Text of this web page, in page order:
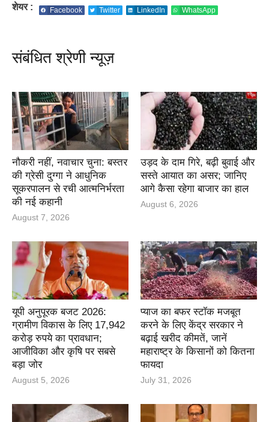
शेयर : Facebook Twitter LinkedIn WhatsApp
संबंधित श्रेणी न्यूज़
नौकरी नहीं, नवाचार चुना: बस्तर
की ग्रेसी दुग्गा ने आधुनिक
सूकरपालन से रची आत्मनिर्भरता
की नई कहानी
August 7, 2026
उड़द के दाम गिरे, बढ़ी बुवाई और
सस्ते आयात का असर; जानिए
आगे कैसा रहेगा बाजार का हाल
August 6, 2026
यूपी अनुपूरक बजट 2026:
ग्रामीण विकास के लिए 17,942
करोड़ रुपये का प्रावधान;
आजीविका और कृषि पर सबसे
बड़ा जोर
August 5, 2026
प्याज का बफर स्टॉक मजबूत
करने के लिए केंद्र सरकार ने
बढ़ाई खरीद कीमतें, जानें
महाराष्ट्र के किसानों को कितना
फायदा
July 31, 2026